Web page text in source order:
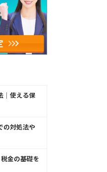
│使える保
の対処法や
金の基礎を